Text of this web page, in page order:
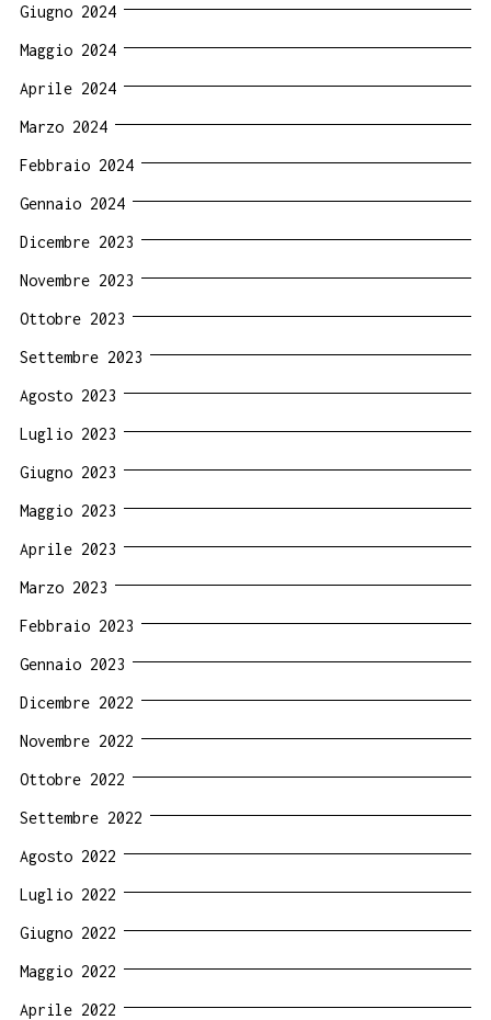
Giugno 2024
Maggio 2024
Aprile 2024
Marzo 2024
Febbraio 2024
Gennaio 2024
Dicembre 2023
Novembre 2023
Ottobre 2023
Settembre 2023
Agosto 2023
Luglio 2023
Giugno 2023
Maggio 2023
Aprile 2023
Marzo 2023
Febbraio 2023
Gennaio 2023
Dicembre 2022
Novembre 2022
Ottobre 2022
Settembre 2022
Agosto 2022
Luglio 2022
Giugno 2022
Maggio 2022
Aprile 2022